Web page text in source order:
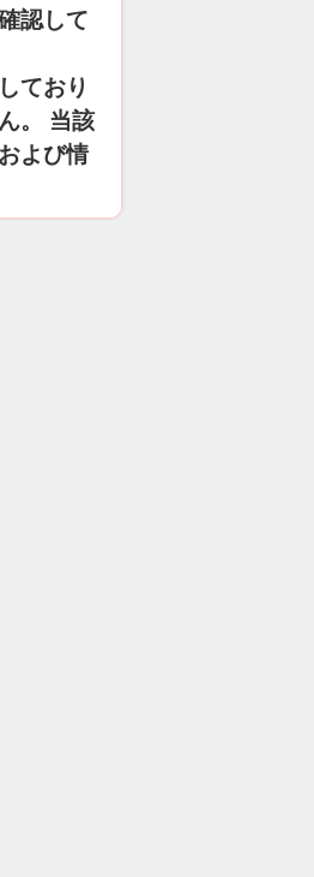
認して
ており
。 当該
よび情